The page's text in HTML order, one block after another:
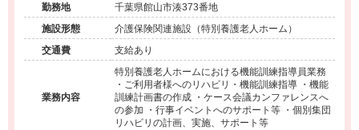
勤務地
千葉県館山市湊373番地
施設形態
介護保険関連施設（特別養護老人ホーム）
交通費
支給あり
業務内容
特別養護老人ホームにおける機能訓練指導員業務
・ご利用者様へのリハビリ・機能訓練指導 ・機能
訓練計画書の作成 ・ケース会議カンファレンスへ
の参加 ・行事イベントへのサポート等 ・個別集団
リハビリの計画、実施、サポート等